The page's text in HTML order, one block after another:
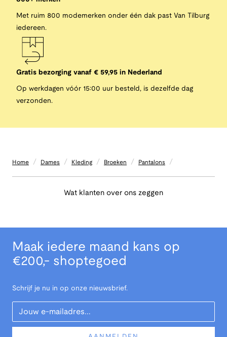
Met ruim 800 modemerken onder één dak past Van Tilburg
iedereen.
Gratis bezorging vanaf € 59,95 in Nederland
Op werkdagen vóór 15:00 uur besteld, is dezelfde dag
verzonden.
Home / Dames / Kleding / Broeken / Pantalons /
Wat klanten over ons zeggen
Maak iedere maand kans op
€200,- shoptegoed
Schrijf je nu in op onze nieuwsbrief.
Your Email